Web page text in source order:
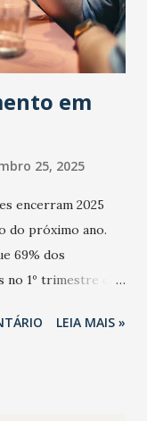
em
25, 2025
encerram 2025
do próximo ano.
69% dos
no 1º trimestre de
tambémLEIA MAIS »